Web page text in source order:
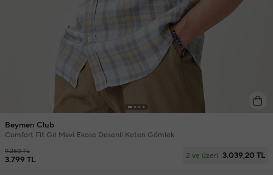
Beymen Club
Comfort Fit Gri Mavi Ekose Desenli Keten Gömlek
9.250 TL
3.799 TL 2 ve üzeri 3.039,20 TL